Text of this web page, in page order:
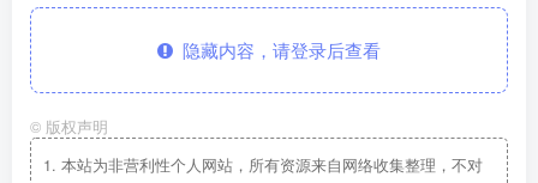
隐藏内容，请登录后查看
© 版权声明
1. 本站为非营利性个人网站，所有资源来自网络收集整理，不对